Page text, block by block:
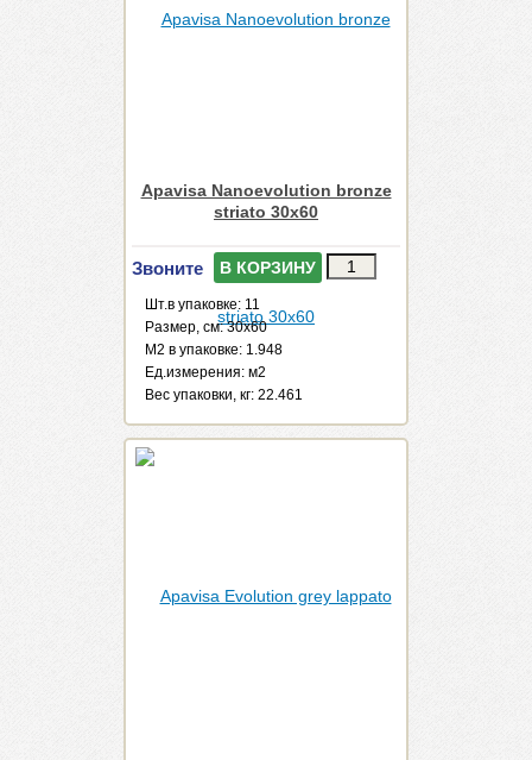
Apavisa Nanoevolution bronze
striato 30x60
Звоните В КОРЗИНУ
Шт.в упаковке: 11
Размер, см: 30x60
М2 в упаковке: 1.948
Ед.измерения: м2
Веc упаковки, кг: 22.461